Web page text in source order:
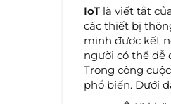
IoTlà viết tắt
các thiết bị
minh được kết
người có thể dễ
Trong công
phổ biến. Dưới